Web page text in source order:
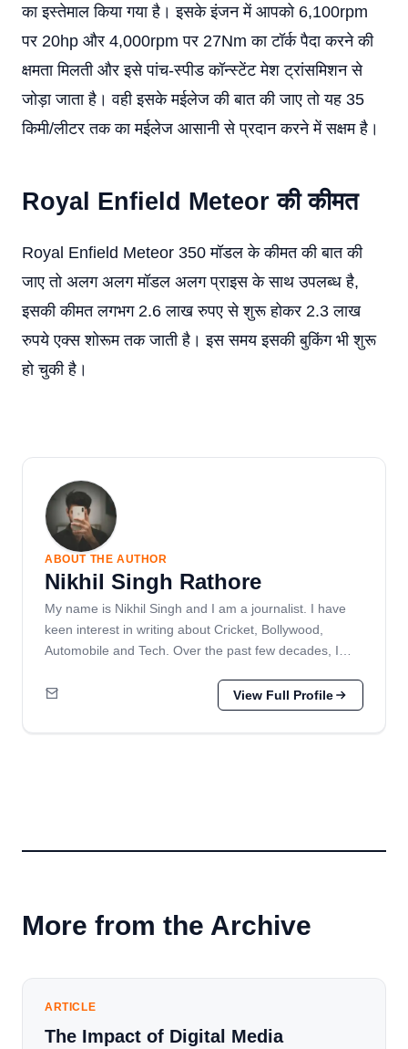
का इस्तेमाल किया गया है। इसके इंजन में आपको 6,100rpm
पर 20hp और 4,000rpm पर 27Nm का टॉर्क पैदा करने की
क्षमता मिलती और इसे पांच-स्पीड कॉन्स्टेंट मेश ट्रांसमिशन से
जोड़ा जाता है। वही इसके मईलेज की बात की जाए तो यह 35
किमी/लीटर तक का मईलेज आसानी से प्रदान करने में सक्षम है।
Royal Enfield Meteor की कीमत
Royal Enfield Meteor 350 मॉडल के कीमत की बात की
जाए तो अलग अलग मॉडल अलग प्राइस के साथ उपलब्ध है,
इसकी कीमत लगभग 2.6 लाख रुपए से शुरू होकर 2.3 लाख
रुपये एक्स शोरूम तक जाती है। इस समय इसकी बुकिंग भी शुरू
हो चुकी है।
ABOUT THE AUTHOR
Nikhil Singh Rathore
My name is Nikhil Singh and I am a journalist. I have
keen interest in writing about Cricket, Bollywood,
Automobile and Tech. Over the past few decades, I…
View Full Profile
More from the Archive
ARTICLE
The Impact of Digital Media